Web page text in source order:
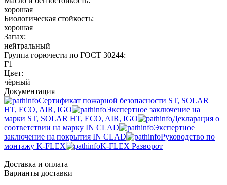
хорошая
Биологическая стойкость:
хорошая
Запах:
нейтральный
Группа горючести по ГОСТ 30244:
Г1
Цвет:
чёрный
Документация
Сертификат пожарной безопасности ST, SOLAR
HT, ECO, AIR, IGO
Экспертное заключение на
марки ST, SOLAR HT, ECO, AIR, IGO
Декларация о
соответствии на марку IN CLAD
Экспертное
заключение на покрытия IN CLAD
Руководство по
монтажу K-FLEX
K-FLEX Разворот
Доставка и оплата
Варианты доставки